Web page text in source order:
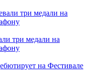
три медали на